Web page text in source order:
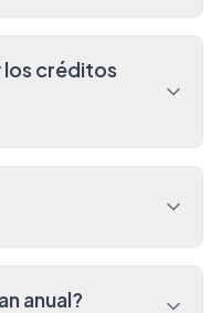
los créditos
anual?